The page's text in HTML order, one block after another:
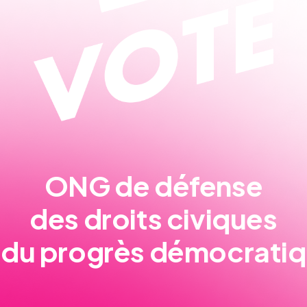
ONG de défense
des droits civiques
progrès